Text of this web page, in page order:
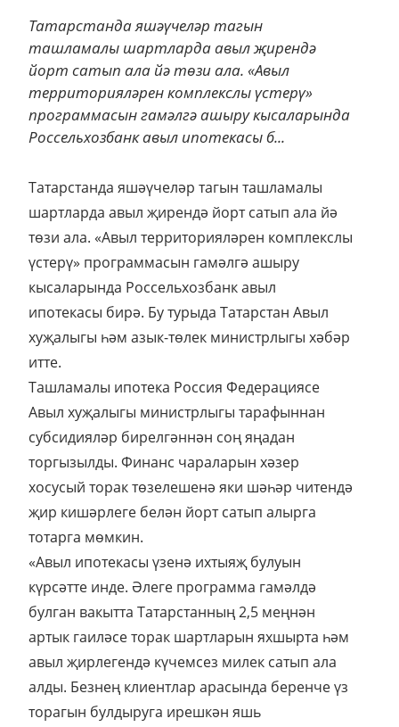
Татарстанда яшәүчеләр тагын
ташламалы шартларда авыл җирендә
йорт сатып ала йә төзи ала. «Авыл
территорияләрен комплекслы үстерү»
программасын гамәлгә ашыру кысаларында
Россельхозбанк авыл ипотекасы б...
Татарстанда яшәүчеләр тагын ташламалы
шартларда авыл җирендә йорт сатып ала йә
төзи ала. «Авыл территорияләрен комплекслы
үстерү» программасын гамәлгә ашыру
кысаларында Россельхозбанк авыл
ипотекасы бирә. Бу турыда Татарстан Авыл
хуҗалыгы һәм азык-төлек министрлыгы хәбәр
итте.
Ташламалы ипотека Россия Федерациясе
Авыл хуҗалыгы министрлыгы тарафыннан
субсидияләр бирелгәннән соң яңадан
торгызылды. Финанс чараларын хәзер
хосусый торак төзелешенә яки шәһәр читендә
җир кишәрлеге белән йорт сатып алырга
тотарга мөмкин.
«Авыл ипотекасы үзенә ихтыяҗ булуын
күрсәтте инде. Әлеге программа гамәлдә
булган вакытта Татарстанның 2,5 меңнән
артык гаиләсе торак шартларын яхшырта һәм
авыл җирлегендә күчемсез милек сатып ала
алды. Безнең клиентлар арасында беренче үз
торагын булдыруга ирешкән яшь